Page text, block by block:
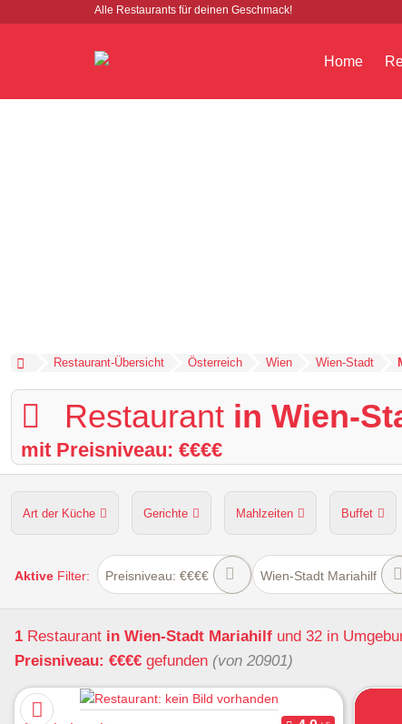
Alle Restaurants für deinen Geschmack!
Home
Restaurant-Übersicht Österreich Wien Wien-Stadt
Restaurant in Wien-
mit Preisniveau: €€€€
Art der Küche Gerichte Mahlzeiten Buffet
Hunde erlaubt Kapazität Sitzplätze im Freien
Aktive Filter: Preisniveau: €€€€ Wien-Stadt Mariahilf
1 Restaurant in Wien-Stadt Mariahilf und 32 in
Preisniveau: €€€€ gefunden (von 20901)